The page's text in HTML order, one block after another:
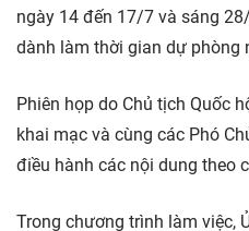
ngày 14 đến 17/7 và sáng
dành làm thời gian dự phòng
Phiên họp do Chủ tịch Quốc
khai mạc và cùng các Phó
điều hành các nội dung theo
Trong chương trình làm việc,